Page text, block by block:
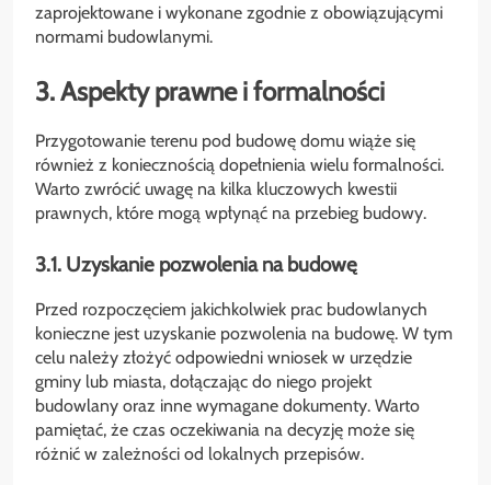
zaprojektowane i wykonane zgodnie z obowiązującymi
normami budowlanymi.
3. Aspekty prawne i formalności
Przygotowanie terenu pod budowę domu wiąże się
również z koniecznością dopełnienia wielu formalności.
Warto zwrócić uwagę na kilka kluczowych kwestii
prawnych, które mogą wpłynąć na przebieg budowy.
3.1. Uzyskanie pozwolenia na budowę
Przed rozpoczęciem jakichkolwiek prac budowlanych
konieczne jest uzyskanie pozwolenia na budowę. W tym
celu należy złożyć odpowiedni wniosek w urzędzie
gminy lub miasta, dołączając do niego projekt
budowlany oraz inne wymagane dokumenty. Warto
pamiętać, że czas oczekiwania na decyzję może się
różnić w zależności od lokalnych przepisów.